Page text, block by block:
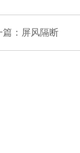
： 屏风隔断